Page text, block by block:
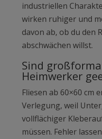
industriellen
wirken ruhiger und
davon ab, ob du den
abschwächen willst.
Sind
Heimwerker
Fliesen ab 60×60 cm
Verlegung, weil
vollflächiger
müssen. Fehler